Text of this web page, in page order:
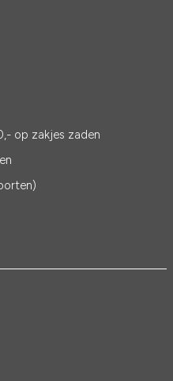
op zakjes zaden